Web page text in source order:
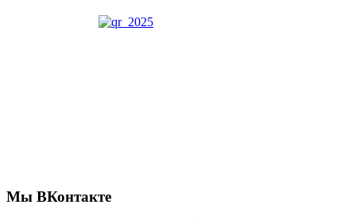
Мы ВКонтакте